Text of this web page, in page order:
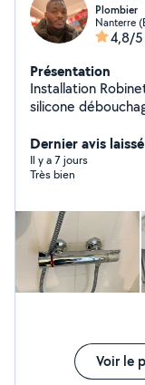
Plombier
Nanterre
4,8/5
Présentation
Installation
silicone
sanitaires Location et prestation de service de
nettoyeur à vapeur
Dernier avis
Il y a 7 jours
Très bien
Voir le